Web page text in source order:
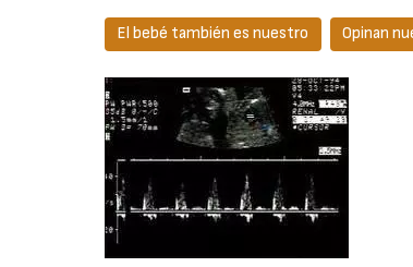
El bebé también es nuestro Opinan